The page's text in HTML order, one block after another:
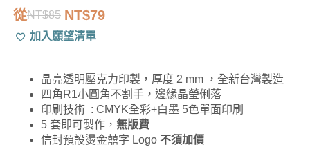
從NT$85
原
始
格：
NT$85。
NT$79
目
前
格：
NT$79。
加入願望清單
晶亮透明壓克力印製，厚度 2 mm ，全新台灣製造
四角R1小圓角不割手，邊緣晶瑩俐落
印刷技術 : CMYK全彩+白墨 5色單面印刷
5 套即可製作， 無版費
信封預設燙金囍字 Logo 不須加價